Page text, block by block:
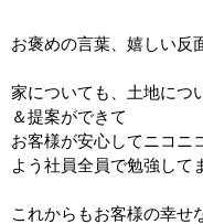
お褒めの言葉、嬉しい反
家についても、土地につ
＆提案ができて
お客様が安心してニコニ
よう社員全員で勉強して
これからもお客様の幸せ